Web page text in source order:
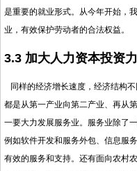
是重要的就业形式。从今年开始，
业，有效保护劳动者的合法权益。
3.3 加大人力资本投资
同样的经济增长速度，经济结构
都是从第一产业向第二产业、再从
一要大力发展服务业。服务业除了
例如软件开发和服务外包、信息服
有效的服务和支持。还有面向农村